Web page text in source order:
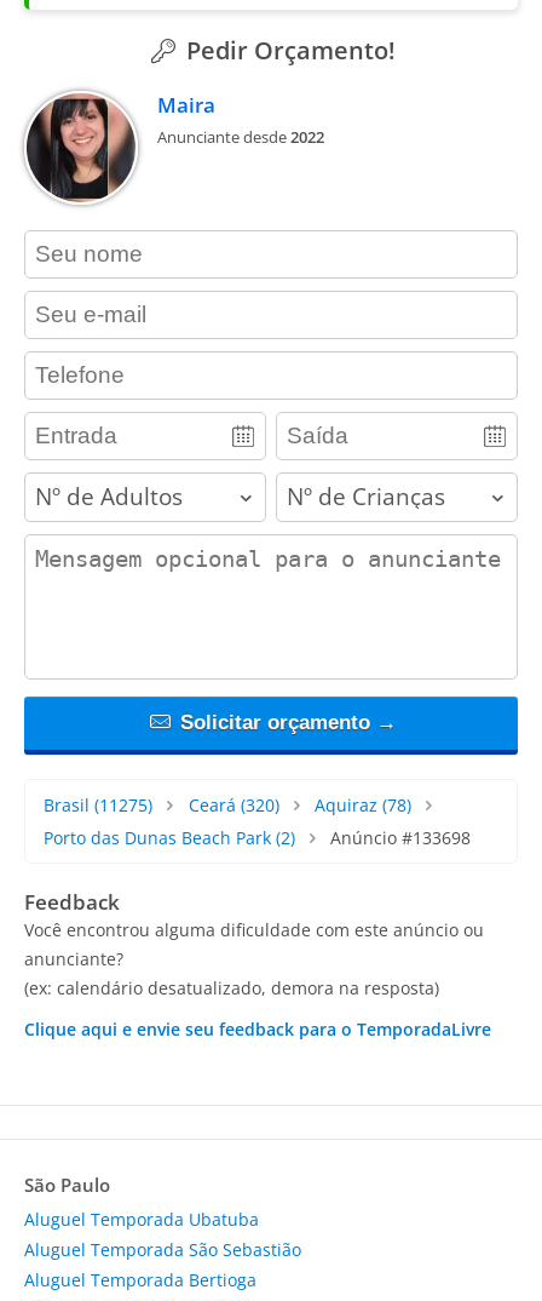
Pedir Orçamento!
Maira
Anunciante desde2022
contact_name
contact_email
contact_phone
adults children
contact_message
Solicitar orçamento →
Brasil (11275) Ceará (320) Aquiraz (78)
Porto das Dunas Beach Park (2) Anúncio #133698
Feedback
Você encontrou alguma dificuldade com este anúncio ou
anunciante?
(ex: calendário desatualizado, demora na resposta)
Clique aqui e envie seu feedback para o TemporadaLivre
São Paulo
Aluguel Temporada Ubatuba
Aluguel Temporada São Sebastião
Aluguel Temporada Bertioga